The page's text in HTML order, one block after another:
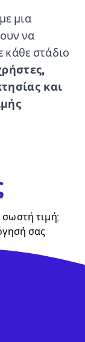
μια
να
κάθε στάδιο
και
τιμή;
σας